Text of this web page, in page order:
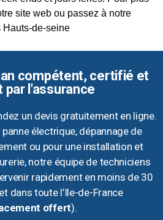
site web ou passez à notre
Hauts-de-seine
compétent, certifié et
par l'assurance
un devis gratuitement en ligne.
électrique, dépannage de
ou pour une installation et
notre équipe de techniciens
rapidement en moins de 30
dans toute l’Ile-de-France
offert).